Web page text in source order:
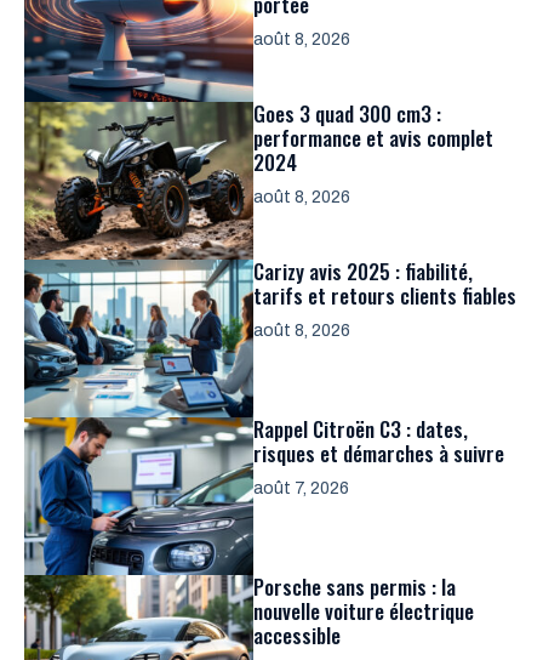
août 8, 2026
Goes 3 quad 300 cm3 :
performance et avis complet
2024
août 8, 2026
Carizy avis 2025 : fiabilité,
tarifs et retours clients fiables
août 8, 2026
Rappel Citroën C3 : dates,
risques et démarches à suivre
août 7, 2026
Porsche sans permis : la
nouvelle voiture électrique
accessible